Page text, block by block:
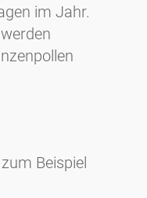
im Jahr.
Beispiel